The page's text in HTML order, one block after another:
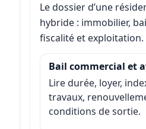
Le dossier d’une
hybride : immobilier,
fiscalité et exploitation.
Bail commercial et
Lire durée, loyer,
travaux,
conditions de sortie.